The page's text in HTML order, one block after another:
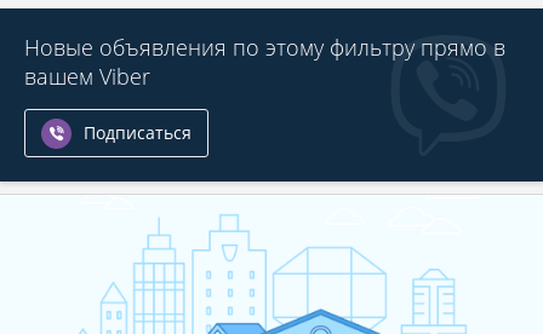
Новые объявления по этому фильтру прямо в
вашем Viber
Подписаться